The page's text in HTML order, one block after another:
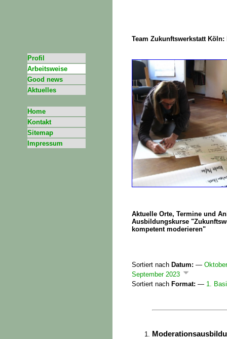
Profil
Arbeitsweise
Good news
Aktuelles
Home
Kontakt
Sitemap
Impressum
Team Zukunftswerkstatt
Aktuelle Orte, Termine und
Ausbildungskurse
kompetent moderieren"
Sortiert nach Datum: —
September 2023
Sortiert nach Format: — 1.